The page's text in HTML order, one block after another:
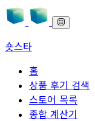
숏스타
홈
상품 후기 검색
스토어 목록
종합 계산기